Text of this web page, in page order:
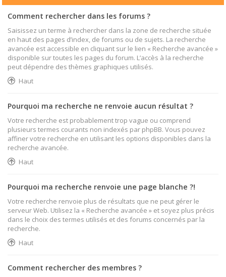
Comment rechercher dans les forums ?
Saisissez un terme à rechercher dans la zone de recherche située
en haut des pages d’index, de forums ou de sujets. La recherche
avancée est accessible en cliquant sur le lien « Recherche avancée »
disponible sur toutes les pages du forum. L’accès à la recherche
peut dépendre des thèmes graphiques utilisés.
Haut
Pourquoi ma recherche ne renvoie aucun résultat ?
Votre recherche est probablement trop vague ou comprend
plusieurs termes courants non indexés par phpBB. Vous pouvez
affiner votre recherche en utilisant les options disponibles dans la
recherche avancée.
Haut
Pourquoi ma recherche renvoie une page blanche ?!
Votre recherche renvoie plus de résultats que ne peut gérer le
serveur Web. Utilisez la « Recherche avancée » et soyez plus précis
dans le choix des termes utilisés et des forums concernés par la
recherche.
Haut
Comment rechercher des membres ?